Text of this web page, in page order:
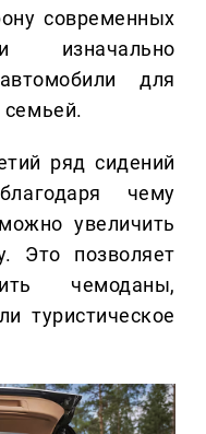
современных
для
семьей.
ряд сидений
чему
увеличить
Это позволяет
чемоданы,
туристическое